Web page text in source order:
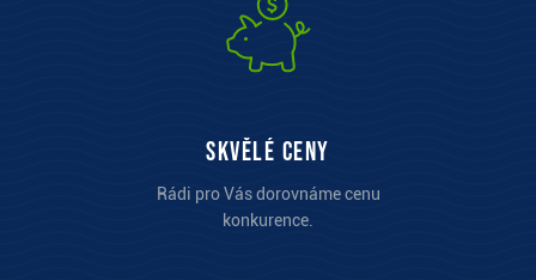
Skvělé ceny
Rádi pro Vás dorovnáme cenu
konkurence.